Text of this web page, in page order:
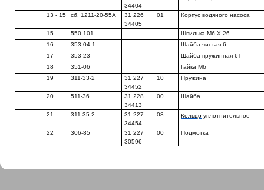
34404
13 - 15 сб. 1211-20-55А
31 226
34405
01 Корпус водяного насоса
15 550-101
Шпилька Мб X 26
16
353-04-1
Шайба чистая 6
17
353-23
Шайба пружинная 6Т
18
351-06
Гайка Мб
19
311-33-2
31 227
34452
10 Пружина
20 511-36
31 228
34413
00 Шайба
21 311-35-2
31 227
34454
08 Кольцо уплотнительное
22 306-85
31 227
30596
00 Подмотка